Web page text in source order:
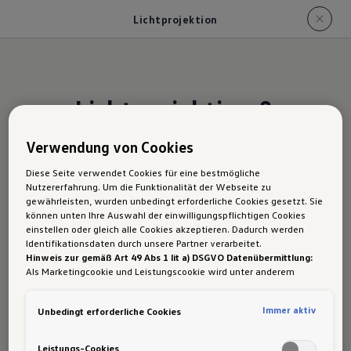
Lichtprojektion
Lichtprojektion &
Umgebungs
beleuchtung
Umständliches Herumleuchten mit dem
Smartphone hat ein Ende: In deinem Volkswagen
im Dunkeln bequem im Blick
, wohin du deinen
Verwendung von Cookies
Diese Seite verwendet Cookies für eine bestmögliche
Nutzererfahrung. Um die Funktionalität der Webseite zu
gewährleisten, wurden unbedingt erforderliche Cookies gesetzt. Sie
können unten Ihre Auswahl der einwilligungspflichtigen Cookies
einstellen oder gleich alle Cookies akzeptieren. Dadurch werden
Identifikationsdaten durch unsere Partner verarbeitet.
Hinweis zur gemäß Art 49 Abs 1 lit a) DSGVO Datenübermittlung:
Als Marketingcookie und Leistungscookie wird unter anderem
Daten in die USA (insbesondere dort an die Google LLC) weitergibt.
Unbedingt erforderliche Cookies Immer aktiv
Leistungs-Cookies